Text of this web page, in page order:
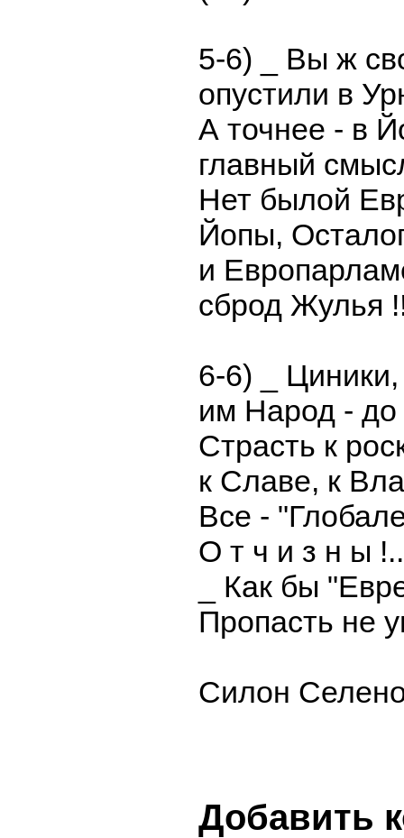
5-6) _ Вы ж
опустили в
А точнее - в
главный
Нет былой
Йопы,
и
сброд Жулья
6-6) _
им Народ - до
Страсть к
к Славе, к
Все -
О т ч и з н ы
_ Как бы
Пропасть не
Силон
Добавить